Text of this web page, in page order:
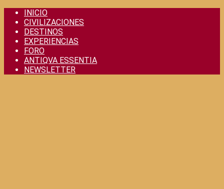
Skip
content
INICIO
CIVILIZACIONES
DESTINOS
EXPERIENCIAS
FORO
ANTIQVA ESSENTIA
NEWSLETTER